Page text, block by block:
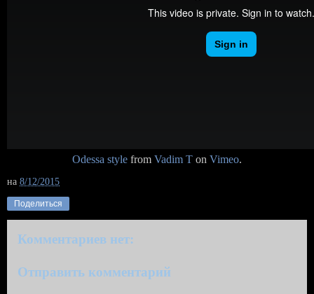
Odessa style from Vadim T on Vimeo.
на 8/12/2015
Поделиться
Комментариев нет:
Отправить комментарий